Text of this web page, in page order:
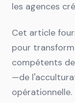
les agences
Cet article
pour
compétents
—de
opérationnelle.